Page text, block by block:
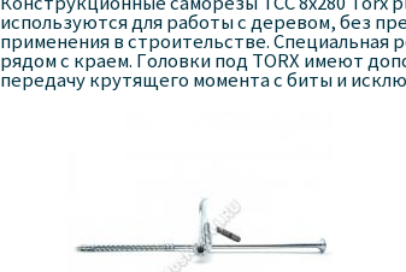
Конструкционные саморезы TCC 8x280 Torx
используются для работы с деревом, без
применения в строительстве.
рядом с краем. Головки под TORX имеют
передачу крутящего момента с биты и